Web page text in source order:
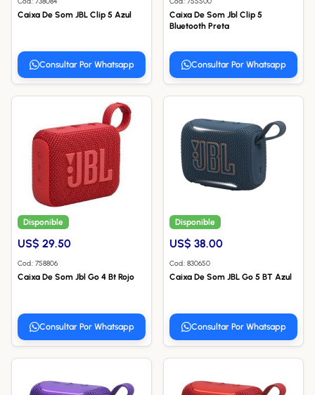
Caixa De Som JBL Clip 5 Azul
Consultar Por Whatsapp
Caixa De Som Jbl Clip 5
Bluetooth Preta
Consultar Por Whatsapp
Disponible
US$ 29.50
Cod.: 758806
Caixa De Som Jbl Go 4 Bt Rojo
Consultar Por Whatsapp
Disponible
US$ 38.00
Cod.: 830650
Caixa De Som JBL Go 5 BT Azul
Consultar Por Whatsapp